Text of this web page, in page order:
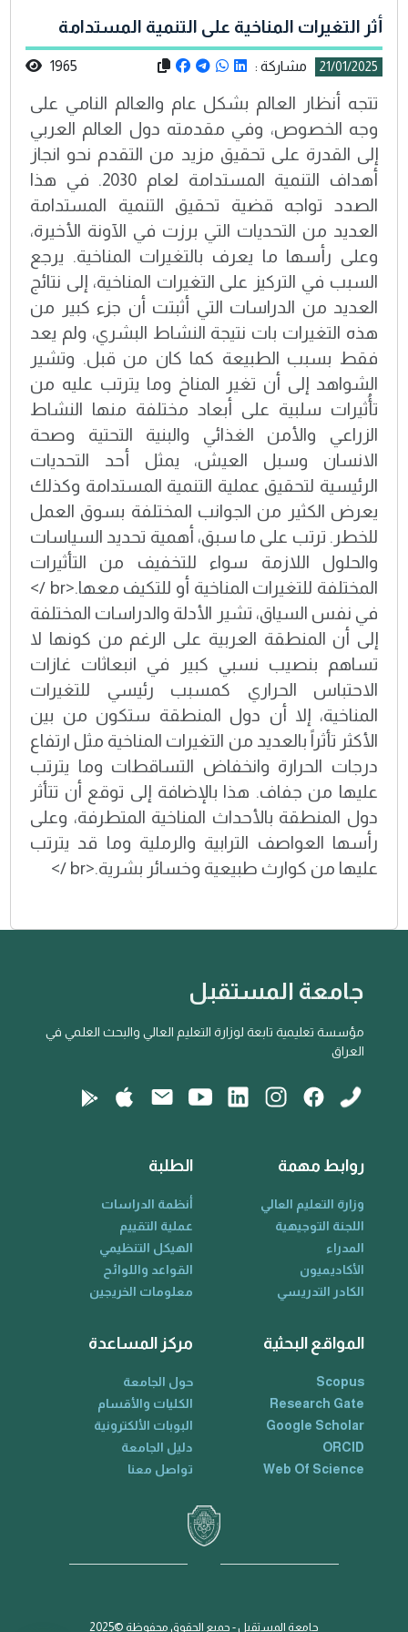
أثر التغيرات المناخية على التنمية المستدامة
21/01/2025 مشاركة : 1965
تتجه أنظار العالم بشكل عام والعالم النامي على
وجه الخصوص، وفي مقدمته دول العالم العربي
إلى القدرة على تحقيق مزيد من التقدم نحو انجاز
أهداف التنمية المستدامة لعام 2030. في هذا
الصدد تواجه قضية تحقيق التنمية المستدامة
العديد من التحديات التي برزت في الآونة الأخيرة،
وعلى رأسها ما يعرف بالتغيرات المناخية. يرجع
السبب في التركيز على التغيرات المناخية، إلى نتائج
العديد من الدراسات التي أثبتت أن جزء كبير من
هذه التغيرات بات نتيجة النشاط البشري، ولم يعد
فقط بسبب الطبيعة كما كان من قبل. وتشير
الشواهد إلى أن تغير المناخ وما يترتب عليه من
تأُثيرات سلبية على أبعاد مختلفة منها النشاط
الزراعي والأمن الغذائي والبنية التحتية وصحة
الانسان وسبل العيش، يمثل أحد التحديات
الرئيسية لتحقيق عملية التنمية المستدامة وكذلك
يعرض الكثير من الجوانب المختلفة بسوق العمل
للخطر. ترتب على ما سبق، أهمية تحديد السياسات
والحلول اللازمة سواء للتخفيف من التأثيرات
المختلفة للتغيرات المناخية أو للتكيف معها.<br />
في نفس السياق، تشير الأدلة والدراسات المختلفة
إلى أن المنطقة العربية على الرغم من كونها لا
تساهم بنصيب نسبي كبير في انبعاثات غازات
الاحتباس الحراري كمسبب رئيسي للتغيرات
المناخية، إلا أن دول المنطقة ستكون من بين
الأكثر تأثراً بالعديد من التغيرات المناخية مثل ارتفاع
درجات الحرارة وانخفاض التساقطات وما يترتب
عليها من جفاف. هذا بالإضافة إلى توقع أن تتأثر
دول المنطقة بالأحداث المناخية المتطرفة، وعلى
رأسها العواصف الترابية والرملية وما قد يترتب
عليها من كوارث طبيعية وخسائر بشرية.<br />
جامعة المستقبل
مؤسسة تعليمية تابعة لوزارة التعليم العالي والبحث العلمي في
العراق
روابط مهمة
وزارة التعليم العالي
اللجنة التوجيهية
المدراء
الأكاديميون
الكادر التدريسي
الطلبة
أنظمة الدراسات
عملية التقييم
الهيكل التنظيمي
القواعد واللوائح
معلومات الخريجين
المواقع البحثية
Scopus
Research Gate
Google Scholar
ORCID
Web Of Science
مركز المساعدة
حول الجامعة
الكليات والأقسام
البوبات الألكترونية
دليل الجامعة
تواصل معنا
جامعة المستقبل - جميع الحقوق محفوظة ©2025